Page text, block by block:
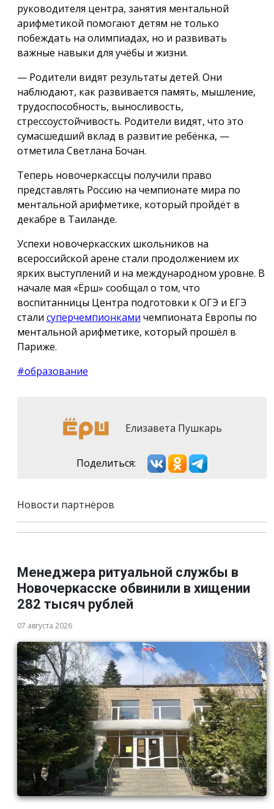
руководителя центра, занятия ментальной
арифметикой помогают детям не только
побеждать на олимпиадах, но и развивать
важные навыки для учёбы и жизни.
— Родители видят результаты детей. Они
наблюдают, как развивается память, мышление,
трудоспособность, выносливость,
стрессоустойчивость. Родители видят, что это
сумасшедший вклад в развитие ребёнка, —
отметила Светлана Бочан.
Теперь новочеркассцы получили право
представлять Россию на чемпионате мира по
ментальной арифметике, который пройдёт в
декабре в Таиланде.
Успехи новочеркасских школьников на
всероссийской арене стали продолжением их
ярких выступлений и на международном уровне. В
начале мая «Ёрш» сообщал о том, что
воспитанницы Центра подготовки к ОГЭ и ЕГЭ
стали суперчемпионками чемпионата Европы по
ментальной арифметике, который прошёл в
Париже.
#образование
Елизавета Пушкарь
Поделиться:
Новости партнёров
Менеджера ритуальной службы в
Новочеркасске обвинили в хищении
282 тысяч рублей
07 августа 2026